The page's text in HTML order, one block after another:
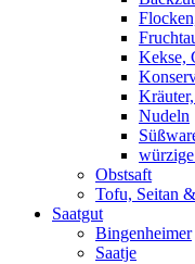
Kekse,
Nudeln
Obstsaft
Tofu, Seitan
Saatgut
Bingenheimer
Saatje